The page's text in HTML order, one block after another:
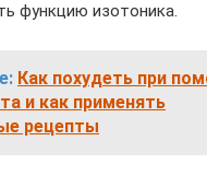
функцию изотоника.
Как похудеть при
и как применять
рецепты